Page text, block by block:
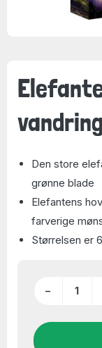
Den store
grønne blade
Elefantens
farverige
Størrelsen er
−